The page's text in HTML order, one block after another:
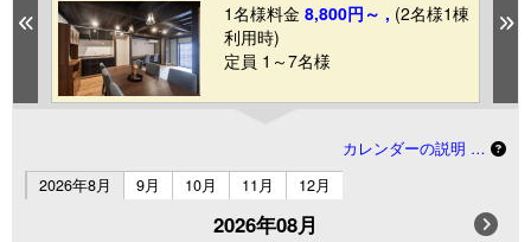
Previous
1名様料金 8,800円～ , (2名様1棟
利用時)
定員 1～7名様
カレンダーの説明 …
2026年8月
9月 10月 11月 12月
2026年08月